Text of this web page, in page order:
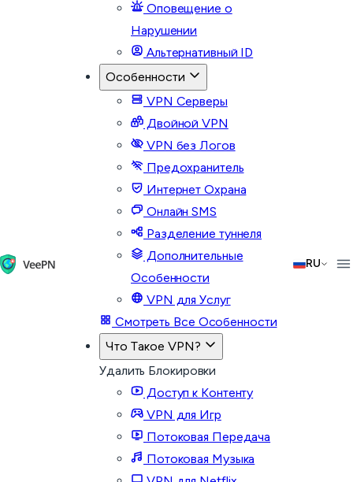
Оповещение о
Нарушении
Альтернативный ID
Особенности
VPN Серверы
Двойной VPN
VPN без Логов
Предохранитель
Интернет Охрана
Онлайн SMS
Разделение туннеля
Дополнительные
Особенности
VPN для Услуг
Смотреть Все Особенности
Что Такое VPN?
Удалить Блокировки
Доступ к Контенту
VPN для Игр
Потоковая Передача
Потоковая Музыка
RU